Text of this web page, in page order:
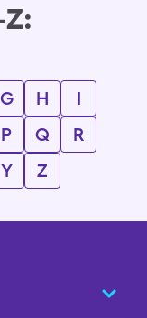
G H
I
P Q
R
Y Z